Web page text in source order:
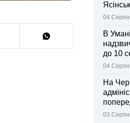
04
В
до 10
04
На
та
03